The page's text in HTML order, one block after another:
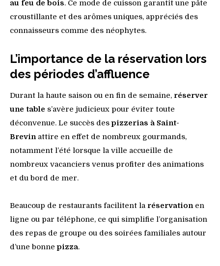
au feu de bois. Ce mode de cuisson garantit une pâte
croustillante et des arômes uniques, appréciés des
connaisseurs comme des néophytes.
L’importance de la réservation lors
des périodes d’affluence
Durant la haute saison ou en fin de semaine, réserver
une table s’avère judicieux pour éviter toute
déconvenue. Le succès despizzerias à Saint-
Brevin attire en effet de nombreux gourmands,
notamment l’été lorsque la ville accueille de
nombreux vacanciers venus profiter des animations
et du bord de mer.
Beaucoup de restaurants facilitent la réservation en
ligne ou par téléphone, ce qui simplifie l’organisation
des repas de groupe ou des soirées familiales autour
d’une bonnepizza.